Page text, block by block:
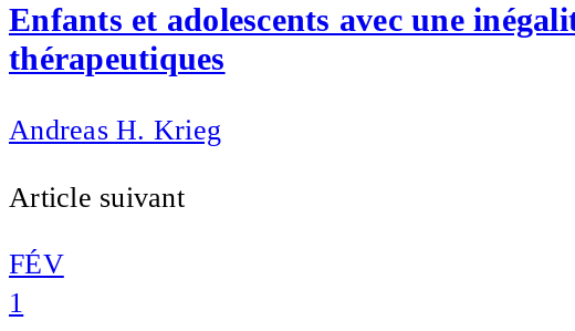
Enfants et adolescents avec une
thérapeutiques
Andreas H. Krieg
Article suivant
FÉV
1